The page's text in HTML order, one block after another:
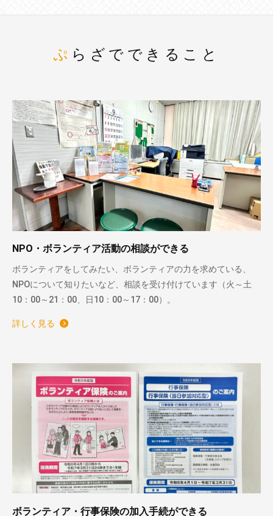
ぷらざでできること
NPO・ボランティア活動の相談ができる
ボランティアをしてみたい、ボランティアの力を求めている、
NPOについて知りたいなど、相談を受け付けています（火～土
10：00～21：00、日10：00～17：00）。
詳しく見る
ボランティア・行事保険の加入手続ができる